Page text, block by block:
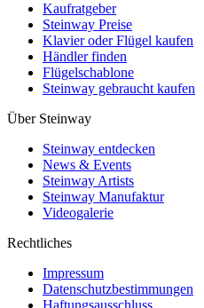
Kaufratgeber
Steinway Preise
Klavier oder Flügel kaufen
Händler finden
Flügelschablone
Steinway gebraucht kaufen
Über Steinway
Steinway entdecken
News & Events
Steinway Artists
Steinway Manufaktur
Videogalerie
Rechtliches
Impressum
Datenschutzbestimmungen